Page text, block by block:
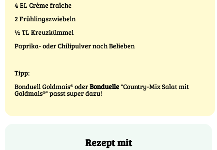
4 EL Crème fraîche
2 Frühlingszwiebeln
½ TL Kreuzkümmel
Paprika- oder Chilipulver nach Belieben
Tipp:
Bonduell Goldmais® oderBonduelle"Country-Mix Salat mit
Goldmais®" passt super dazu!
Rezept mit